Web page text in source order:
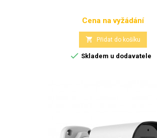
Cena
Cena na vyžádání
 Přidat do košíku
 Skladem u dodavatele